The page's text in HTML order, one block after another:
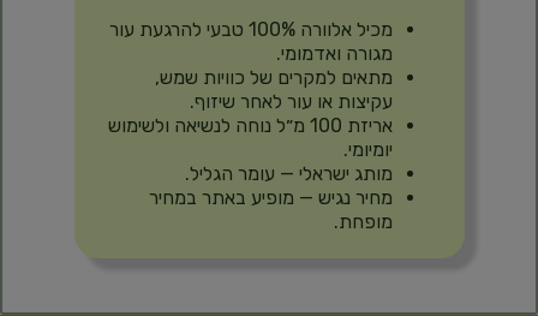
מכיל אלוורה 100% טבעי להרגעת עור
מגורה ואדמומי.
מתאים למקרים של כוויות שמש,
עקיצות או עור לאחר שיזוף.
אריזת 100 מ״ל נוחה לנשיאה ולשימוש
יומיומי.
מותג ישראלי — עומר הגליל.
מחיר נגיש — מופיע באתר במחיר
מופחת.